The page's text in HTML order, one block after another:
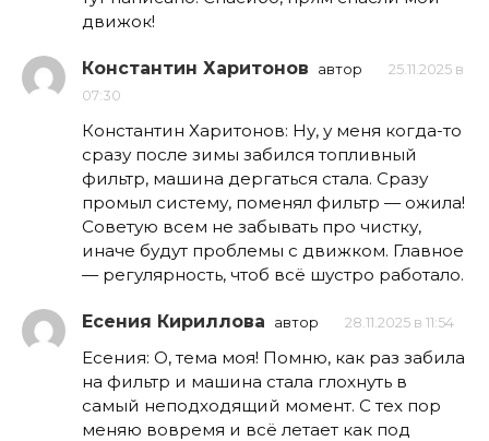
движок!
Константин Харитонов автор
25.11.2025 в
07:30
Константин Харитонов: Ну, у меня когда-то
сразу после зимы забился топливный
фильтр, машина дергаться стала. Сразу
промыл систему, поменял фильтр — ожила!
Советую всем не забывать про чистку,
иначе будут проблемы с движком. Главное
— регулярность, чтоб всё шустро работало.
Есения Кириллова автор 28.11.2025 в 11:54
Есения: О, тема моя! Помню, как раз забила
на фильтр и машина стала глохнуть в
самый неподходящий момент. С тех пор
меняю вовремя и всё летает как под